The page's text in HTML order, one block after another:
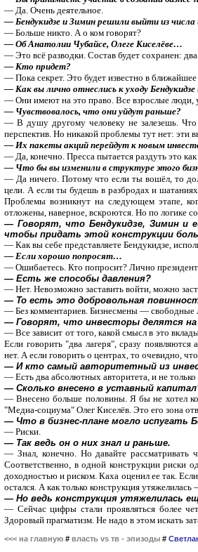
— Да. Очень деятельное.
— Бендукидзе и Зимин решили выйти из
— Больше никто. А о ком говорят?
— Об Анатолии Чубайсе, Олеге Киселёве…
— Это всё разводки. Состав будет сохранен:
— Кто придет?
— Пока секрет. Это будет известно в
— Как вы лично отнеслись к уходу
— Они имеют на это право. Все взрослые люди,
— Чувствовалось, что они уйдут раньше?
— В душу другому человеку не залезешь. Что
перспектив. Но никакой проблемы тут нет: эти
— Их пакеты акций перейдут к новым
— Да, конечно. Пресса пытается раздуть это
— Что бы вы изменили в структуре этого
— Да ничего. Потому что если ты вошёл, то
цели. А если ты будешь в разбродах и
Проблемы возникнут на следующем этапе,
отложены, наверное, вскроются. Но по логике
— Говорят, что Бендукидзе, Зимин и
чтобы придать этой конструкции
— Как вы себе представляете Бендукидзе,
— Если хорошо попросят…
— Ошибаетесь. Кто попросит? Лично
— Есть же способы давления?
— Нет. Невозможно заставить войти, можно
— То есть это добровольная
— Без комментариев. Бизнесмены — свободные
— Говорят, что инвесторы делятся на
— Все зависит от того, какой смысл в это
Если говорить "два лагеря", сразу
нет. А если говорить о центрах, то очевидно,
— И кто самый авторитетный из
— Есть два абсолютных авторитета, и не
— Сколько внесено в уставный
— Внесено больше половины. Я бы не хотел
"Медиа-социума" Олег Киселёв. Это его зона
— Что в бизнес-плане могло испугать
— Риски.
— Так ведь он о них знал и раньше.
— Знал, конечно. Но давайте
Соответственно, в одной конструкции
доходностью и риском. Каха оценил ее так.
остался. А как только конструкция
— Но ведь конструкция утяжелилась
— Сейчас цифры стали проявляться более
Здоровый прагматизм. Не надо в этом искать
<<< на главную # власть vs тв - эпизоды #